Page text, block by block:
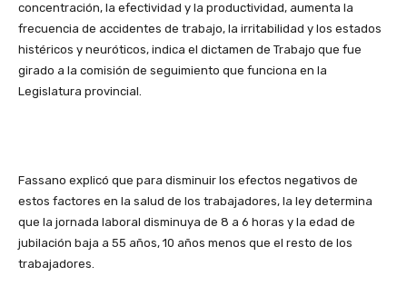
concentración, la efectividad y la productividad, aumenta la
frecuencia de accidentes de trabajo, la irritabilidad y los estados
histéricos y neuróticos, indica el dictamen de Trabajo que fue
girado a la comisión de seguimiento que funciona en la
Legislatura provincial.
Fassano explicó que para disminuir los efectos negativos de
estos factores en la salud de los trabajadores, la ley determina
que la jornada laboral disminuya de 8 a 6 horas y la edad de
jubilación baja a 55 años, 10 años menos que el resto de los
trabajadores.